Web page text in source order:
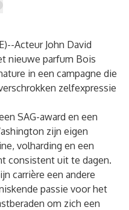
)--Acteur John David
nieuwe parfum Bois
in een campagne die
zelfexpressie
SAG-award en een
zijn eigen
volharding en een
consistent uit te dagen.
carrière een andere
passie voor het
om zich een